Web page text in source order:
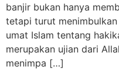
banjir bukan hanya
tetapi turut
umat Islam tentang
merupakan ujian dari
menimpa […]